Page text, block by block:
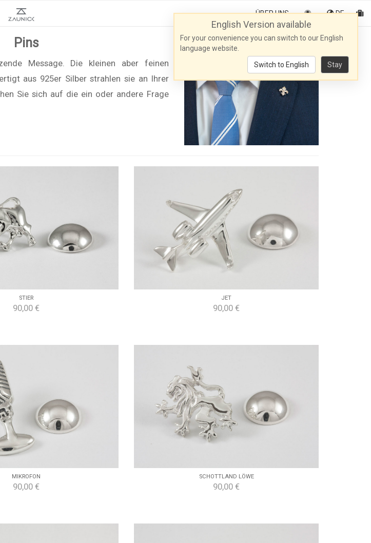
Pins
Message. Die kleinen aber feinen
aus 925er Silber strahlen sie an Ihrer
Sie sich auf die ein oder andere Frage
STIER
90,00 €
JET
90,00 €
MIKROFON
90,00 €
SCHOTTLAND LÖWE
90,00 €
ÜBER UNS DE
English Version available
For your convenience you can switch to our English
language website.
Switch to English
Stay